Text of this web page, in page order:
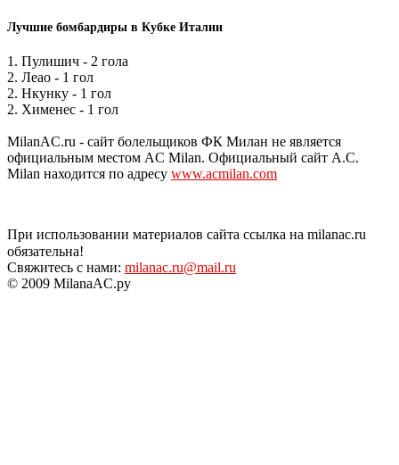
Лучшие бомбардиры в Кубке Италии
1. Пулишич - 2 гола
2. Леао - 1 гол
2. Нкунку - 1 гол
2. Хименес - 1 гол
MilanAC.ru - сайт болельщиков ФК Милан не является
официальным местом AC Milan. Официальный сайт A.C.
Milan находится по адресу www.acmilan.com
При использовании материалов сайта ссылка на milanac.ru
обязательна!
Свяжитесь с нами: milanac.ru@mail.ru
© 2009 MilanaAC.ру